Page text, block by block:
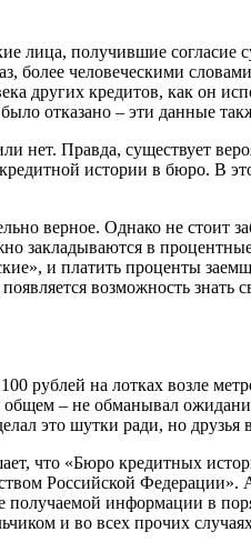
лица, получившие согласие
более человеческими
других кредитов, как он
отказано – эти данные
Правда, существует
истории в бюро. В
верное. Однако не стоит
закладываются в
и платить проценты
возможность
рублей на лотках возле
– не обманывал
это шутки ради, но друзья
что «Бюро кредитных
Российской
получаемой информации в
и во всех прочих